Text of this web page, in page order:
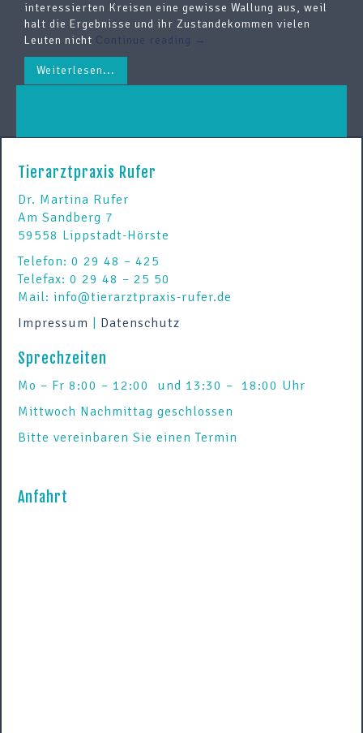
interessierten Kreisen eine gewisse Wallung aus, weil
halt die Ergebnisse und ihr Zustandekommen vielen
Leuten nicht Continue reading →
Weiterlesen...
Tierarztpraxis Rufer
Dr. Martina Rufer
Am Sandberg 7
59558 Lippstadt-Hörste
Telefon: 0 29 48 – 425
Telefax: 0 29 48 – 25 50
Mail: info@tierarztpraxis-rufer.de
Impressum
Datenschutz
Sprechzeiten
Mo – Fr 8:00 – 12:00 und 13:30 – 18:00 Uhr
Mittwoch Nachmittag geschlossen
Bitte vereinbaren Sie einen Termin
Anfahrt